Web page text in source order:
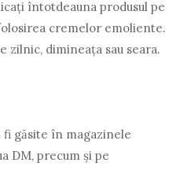
întotdeauna produsul pe
cremelor emoliente.
zilnic, dimineața sau seara.
fi găsite în magazinele
DM, precum și pe